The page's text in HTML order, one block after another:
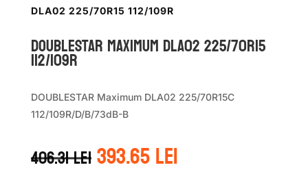
DLA02 225/70R15 112/109R
DOUBLESTAR MAXIMUM DLA02 225/70R15
112/109R
DOUBLESTAR Maximum DLA02 225/70R15C
112/109R/D/B/73dB-B
406.31leiPrețul
inițial
393.65leiPrețul
curent